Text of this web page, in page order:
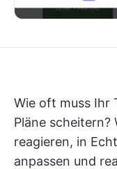
Wie oft muss Ihr
Pläne scheitern?
reagieren, in
anpassen und